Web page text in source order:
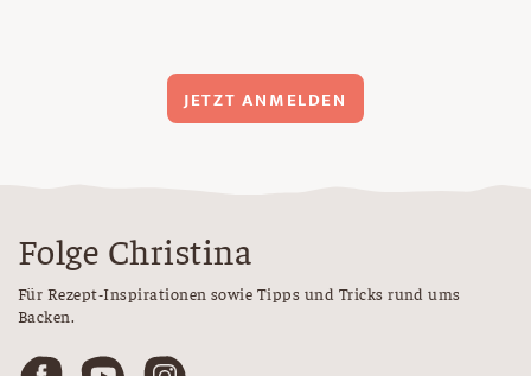
JETZT ANMELDEN
Folge Christina
Für Rezept-Inspirationen sowie Tipps und Tricks rund ums
Backen.